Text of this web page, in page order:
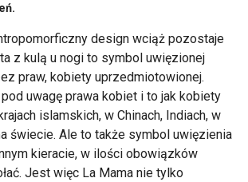
design wciąż pozostaje
z kulą u nogi to symbol uwięzionej
praw, kobiety uprzedmiotowionej.
uwagę prawa kobiet i to jak kobiety
islamskich, w Chinach, Indiach, w
świecie. Ale to także symbol uwięzienia
kieracie, w ilości obowiązków
Jest więc La Mama nie tylko